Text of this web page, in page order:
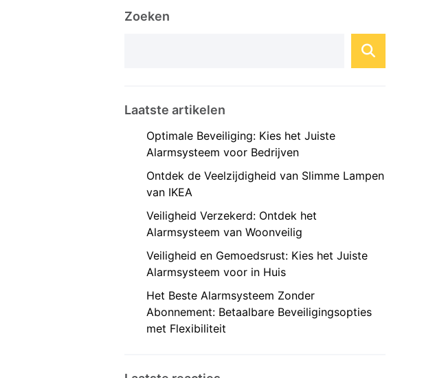
Zoeken
Laatste artikelen
Optimale Beveiliging: Kies het Juiste
Alarmsysteem voor Bedrijven
Ontdek de Veelzijdigheid van Slimme Lampen
van IKEA
Veiligheid Verzekerd: Ontdek het
Alarmsysteem van Woonveilig
Veiligheid en Gemoedsrust: Kies het Juiste
Alarmsysteem voor in Huis
Het Beste Alarmsysteem Zonder
Abonnement: Betaalbare Beveiligingsopties
met Flexibiliteit